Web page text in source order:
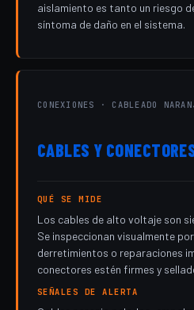
aislamiento es tanto un riesgo
síntoma de daño en el sistema.
CONEXIONES · CABLEADO
CABLES Y
QUÉ SE MIDE
Los cables de alto voltaje son
Se inspeccionan visualmente
derretimientos o reparaciones
conectores estén firmes y
SEÑALES DE ALERTA